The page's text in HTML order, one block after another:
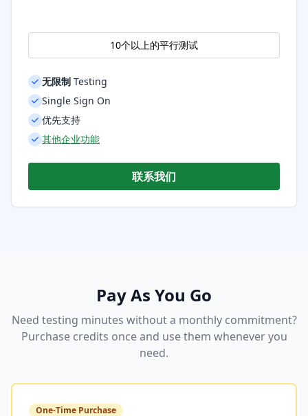
10个以上的平行测试
无限制 Testing
Single Sign On
优先支持
其他企业功能
联系我们
Pay As You Go
Need testing minutes without a monthly commitment?
Purchase credits once and use them whenever you
need.
One-Time Purchase